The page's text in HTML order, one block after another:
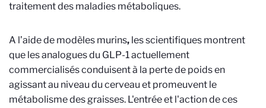
traitement des maladies métaboliques.
A l’aide de modèles murins, les scientifiques montrent
que les analogues du GLP-1 actuellement
commercialisés conduisent à la perte de poids en
agissant au niveau du cerveau et promeuvent le
métabolisme des graisses. L'entrée et l'action de ces